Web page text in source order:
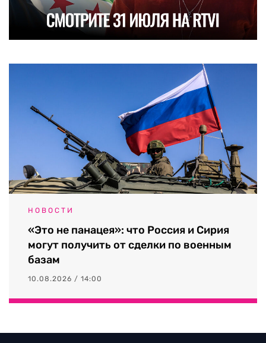
НОВОСТИ
«Это не панацея»: что Россия и Сирия
могут получить от сделки по военным
базам
10.08.2026 / 14:00